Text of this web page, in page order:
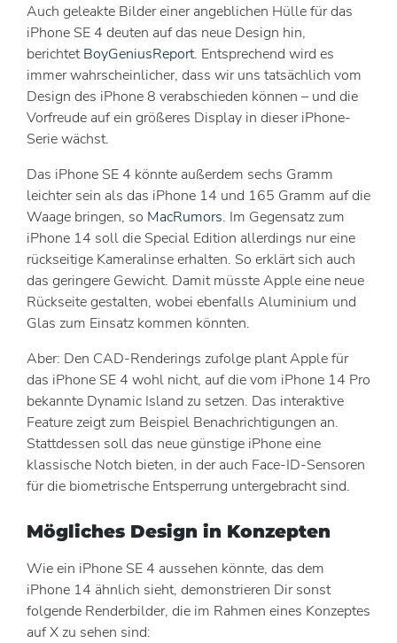
Auch geleakte Bilder einer angeblichen Hülle für das
iPhone SE 4 deuten auf das neue Design hin,
berichtetBoyGeniusReport. Entsprechend wird es
immer wahrscheinlicher, dass wir uns tatsächlich vom
Design des iPhone 8 verabschieden können – und die
Vorfreude auf ein größeres Display in dieser iPhone-
Serie wächst.
Das iPhone SE 4 könnte außerdem sechs Gramm
leichter sein als das iPhone 14 und 165 Gramm auf die
Waage bringen, so MacRumors. Im Gegensatz zum
iPhone 14 soll die Special Edition allerdings nur eine
rückseitige Kameralinse erhalten. So erklärt sich auch
das geringere Gewicht. Damit müsste Apple eine neue
Rückseite gestalten, wobei ebenfalls Aluminium und
Glas zum Einsatz kommen könnten.
Aber: Den CAD-Renderings zufolge plant Apple für
das iPhone SE 4 wohl nicht, auf die vom iPhone 14 Pro
bekannte Dynamic Island zu setzen. Das interaktive
Feature zeigt zum Beispiel Benachrichtigungen an.
Stattdessen soll das neue günstige iPhone eine
klassische Notch bieten, in der auch Face-ID-Sensoren
für die biometrische Entsperrung untergebracht sind.
Mögliches Design in Konzepten
Wie ein iPhone SE 4 aussehen könnte, das dem
iPhone 14 ähnlich sieht, demonstrieren Dir sonst
folgende Renderbilder, die im Rahmen eines Konzeptes
auf X zu sehen sind: